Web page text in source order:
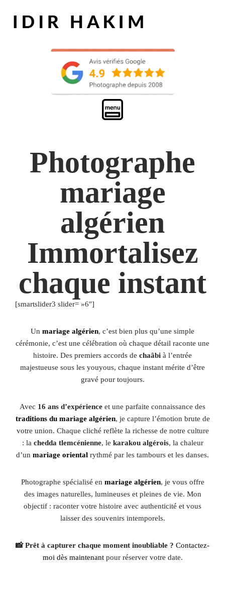
Photographe
mariage
algérien
Immortalisez
chaque instant
[smartslider3 slider= »6″]
Un mariage algérien, c’est bien plus qu’une simple
cérémonie, c’est une célébration où chaque détail raconte une
histoire. Des premiers accords de chaâbi à l’entrée
majestueuse sous les youyous, chaque instant mérite d’être
gravé pour toujours.
Avec 16 ans d’expérience et une parfaite connaissance des
traditions du mariage algérien, je capture l’émotion brute de
votre union. Chaque cliché reflète la richesse de notre culture
: la chedda tlemcénienne, le karakou algérois, la chaleur
d’un mariage oriental rythmé par les tambours et les danses.
Photographe spécialisé en mariage algérien, je vous offre
des images naturelles, lumineuses et pleines de vie. Mon
objectif : raconter votre histoire avec authenticité et vous
laisser des souvenirs intemporels.
📸 Prêt à capturer chaque moment inoubliable ? Contactez-
moi dès maintenantpour réserver votre date.